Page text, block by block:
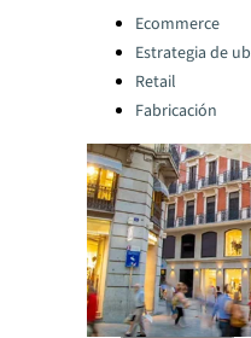
Categories:Ecommerce
Estrategia de
Retail
Fabricación